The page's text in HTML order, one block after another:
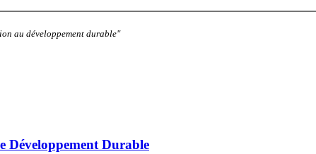
au développement durable"
Développement Durable